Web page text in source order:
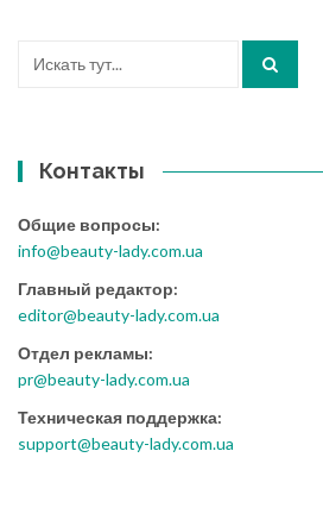
Контакты
Общие вопросы:
info@beauty-lady.com.ua
Главный редактор:
editor@beauty-lady.com.ua
Отдел рекламы:
pr@beauty-lady.com.ua
Техническая поддержка:
support@beauty-lady.com.ua